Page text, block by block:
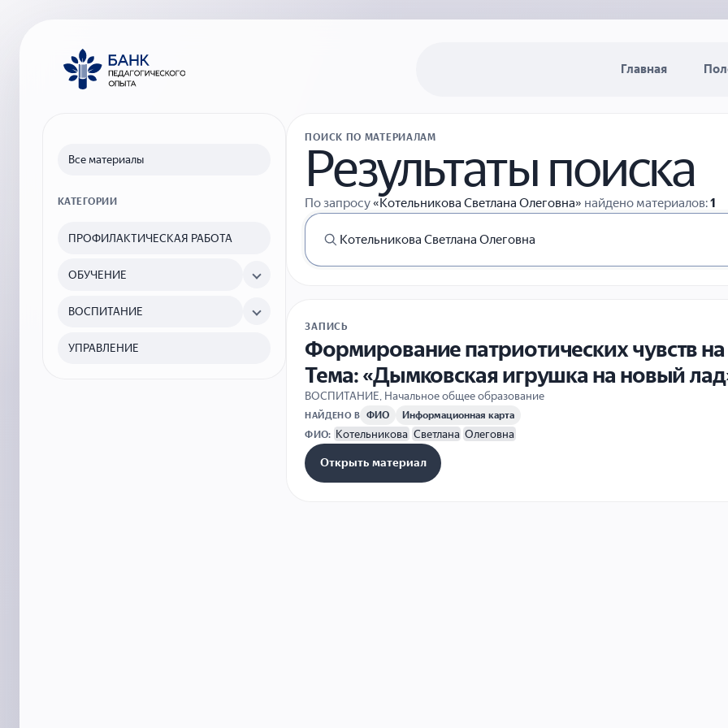
Главная
Все материалы
КАТЕГОРИИ
ПРОФИЛАКТИЧЕСКАЯ РАБОТА
ОБУЧЕНИЕ
ВОСПИТАНИЕ
УПРАВЛЕНИЕ
ПОИСК ПО МАТЕРИАЛАМ
Результаты поиска
По запросу«Котельникова Светлана Олеговна» найдено материалов:1
ЗАПИСЬ
Формирование патриотических чувств на
Тема: «Дымковская игрушка на новый
ВОСПИТАНИЕ, Начальное общее образование
НАЙДЕНО В ФИО
Информационная карта
ФИО: Котельникова Светлана Олеговна
Открыть материал